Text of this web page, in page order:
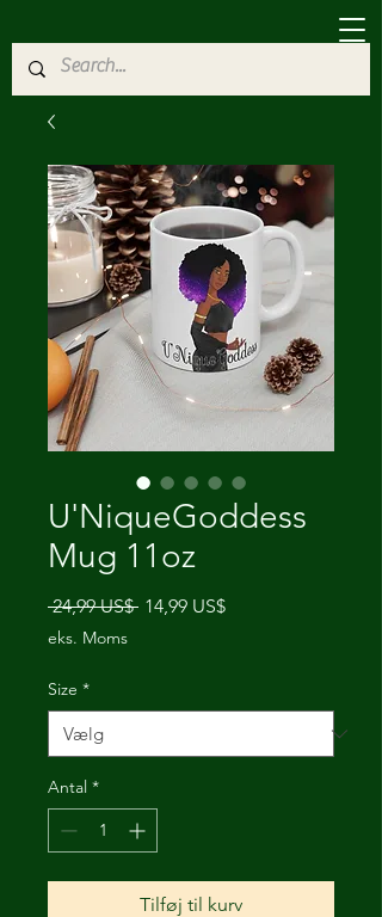
U'NiqueGoddess
Mug 11oz
24,99 US$ Regulær
14,99 US$Salgspris
eks. Moms
Size *
Antal *
Tilføj til kurv